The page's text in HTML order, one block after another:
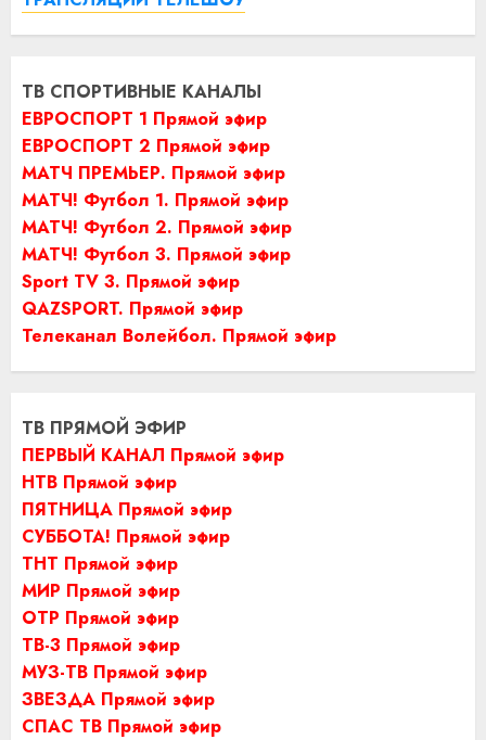
ТВ СПОРТИВНЫЕ КАНАЛЫ
ЕВРОСПОРТ 1 Прямой эфир
ЕВРОСПОРТ 2 Прямой эфир
МАТЧ ПРЕМЬЕР. Прямой эфир
МАТЧ! Футбол 1. Прямой эфир
МАТЧ! Футбол 2. Прямой эфир
МАТЧ! Футбол 3. Прямой эфир
Sport TV 3. Прямой эфир
QAZSPORT. Прямой эфир
Телеканал Волейбол. Прямой эфир
ТВ ПРЯМОЙ ЭФИР
ПЕРВЫЙ КАНАЛ Прямой эфир
НТВ Прямой эфир
ПЯТНИЦА Прямой эфир
СУББОТА! Прямой эфир
ТНТ Прямой эфир
МИР Прямой эфир
ОТР Прямой эфир
ТВ-3 Прямой эфир
МУЗ-ТВ Прямой эфир
ЗВЕЗДА Прямой эфир
СПАС ТВ Прямой эфир